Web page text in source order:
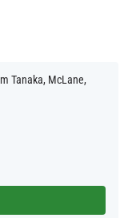
Tanaka, McLane,